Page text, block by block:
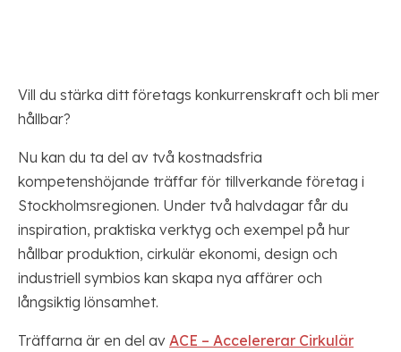
Vill du stärka ditt företags konkurrenskraft och bli mer
hållbar?
Nu kan du ta del av två kostnadsfria
kompetenshöjande träffar för tillverkande företag i
Stockholmsregionen. Under två halvdagar får du
inspiration, praktiska verktyg och exempel på hur
hållbar produktion, cirkulär ekonomi, design och
industriell symbios kan skapa nya affärer och
långsiktig lönsamhet.
Träffarna är en del av ACE – Accelererar Cirkulär